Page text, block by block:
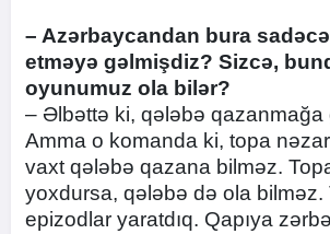
– Azərbaycandan bura
etməyə gəlmişdiz? Sizcə,
oyunumuz ola bilər?
– Əlbəttə ki, qələbə qazanmağa
Amma o komanda ki, topa
vaxt qələbə qazana bilməz.
yoxdursa, qələbə də ola bilməz.
epizodlar yaratdıq. Qapıya